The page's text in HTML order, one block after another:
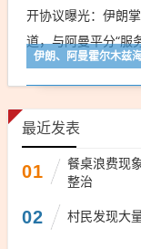
最近发表
01
餐桌浪费现
整治
02 村民发现大